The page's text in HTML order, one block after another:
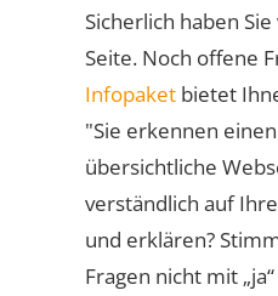
Sicherlich haben
Seite. Noch offene
Infopaket bietet
"Sie erkennen
übersichtliche
verständlich auf
und erklären?
Fragen nicht mit